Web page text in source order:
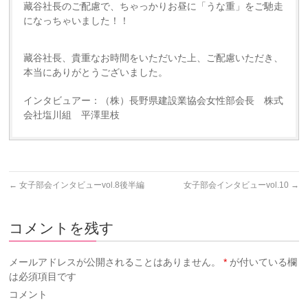
藏谷社長のご配慮で、ちゃっかりお昼に「うな重」をご馳走
になっちゃいました！！
藏谷社長、貴重なお時間をいただいた上、ご配慮いただき、
本当にありがとうございました。
インタビュアー：（株）長野県建設業協会女性部会長 株式
会社塩川組 平澤里枝
← 女子部会インタビューvol.8後半編 女子部会インタビューvol.10 →
コメントを残す
メールアドレスが公開されることはありません。 * が付いている欄
は必須項目です
コメント